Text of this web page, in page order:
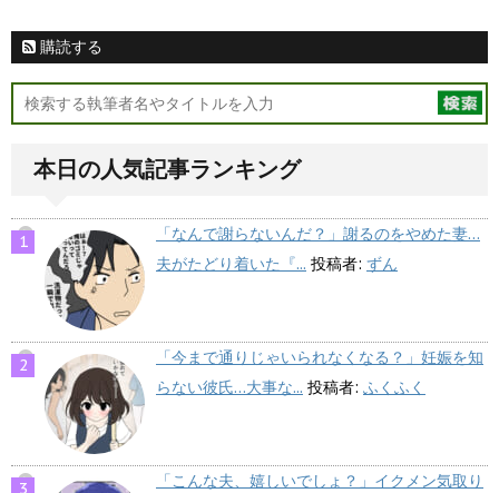
購読する
本日の人気記事ランキング
「なんで謝らないんだ？」謝るのをやめた妻…
夫がたどり着いた『... 投稿者: ずん
「今まで通りじゃいられなくなる？」妊娠を知
らない彼氏…大事な... 投稿者: ふくふく
「こんな夫、嬉しいでしょ？」イクメン気取り